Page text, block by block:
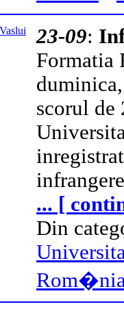
23-09:
Formatia
scorul de
... [
Din